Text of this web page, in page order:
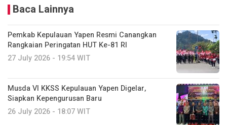
Baca Lainnya
Pemkab Kepulauan Yapen Resmi Canangkan
Rangkaian Peringatan HUT Ke-81 RI
27 July 2026 - 19:54 WIT
Musda VI KKSS Kepulauan Yapen Digelar,
Siapkan Kepengurusan Baru
26 July 2026 - 18:07 WIT